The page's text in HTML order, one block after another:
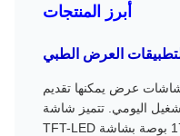
أبرز المنتجات
العرض الطبي
عرض يمكنها تقديم
اليومي. تتميز شاشة
Hopestar الطبية LCD مقاس 17 بوصة بشاشة TFT-LED